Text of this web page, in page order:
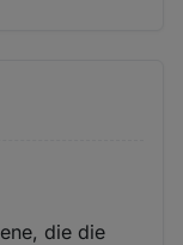
die die